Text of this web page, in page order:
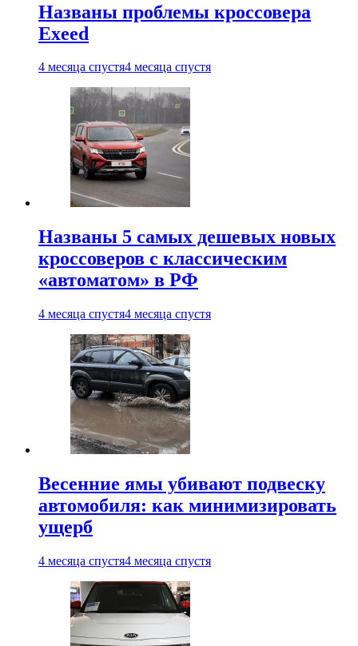
Названы проблемы кроссовера
Exeed
4 месяца спустя4 месяца спустя
Названы 5 самых дешевых новых
кроссоверов с классическим
«автоматом» в РФ
4 месяца спустя4 месяца спустя
Весенние ямы убивают подвеску
автомобиля: как минимизировать
ущерб
4 месяца спустя4 месяца спустя